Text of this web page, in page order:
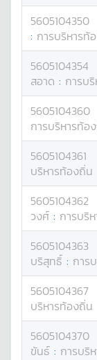
5605104350
: การบริหารท้
5605104354
สอาด : การบ
5605104360
การบริหารท้อ
5605104361
บริหารท้องถิ่น
5605104362
วงศ์ : การบริ
5605104363
บริสุทธิ์ : การ
5605104367
บริหารท้องถิ่น
5605104370
ขันธ์ : การบริ